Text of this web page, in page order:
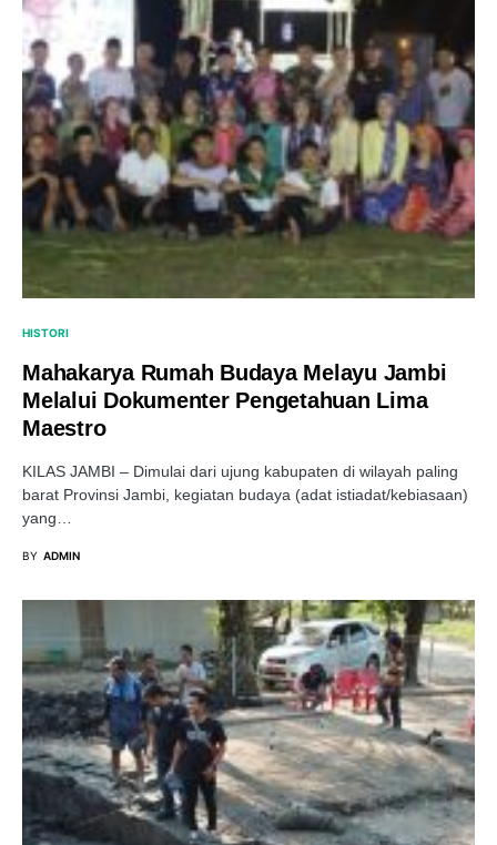
HISTORI
Mahakarya Rumah Budaya Melayu Jambi
Melalui Dokumenter Pengetahuan Lima
Maestro
KILAS JAMBI – Dimulai dari ujung kabupaten di wilayah paling
barat Provinsi Jambi, kegiatan budaya (adat istiadat/kebiasaan)
yang…
BY ADMIN